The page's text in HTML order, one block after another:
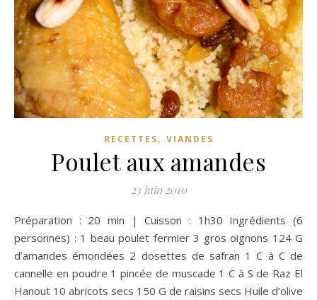
RECETTES, VIANDES
Poulet aux amandes
23 juin 2010
Préparation : 20 min | Cuisson : 1h30 Ingrédients (6
personnes) : 1 beau poulet fermier 3 gros oignons 124 G
d’amandes émondées 2 dosettes de safran 1 C à C de
cannelle en poudre 1 pincée de muscade 1 C à S de Raz El
Hanout 10 abricots secs 150 G de raisins secs Huile d’olive